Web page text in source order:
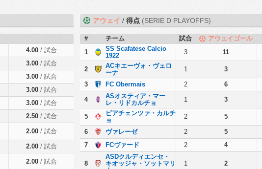
4.00/ 試合
3.00/ 試合
3.00/ 試合
3.00/ 試合
3.00/ 試合
2.50/ 試合
2.00/ 試合
2.00/ 試合
2.00/ 試合
アウェイ / 得点 (SERIE D PLAYOFFS)
# チーム 試合
アウェイゴール
1
SS Scafatese Calcio
1922
3 11
2
ACキエーヴォ・ヴェロ
ーナ
1 3
3 FC Obermais 2 6
4
ASオスティア・マー
レ・リドカルチョ
1 3
5
ピアチェンツァ・カルチ
ョ
2 5
6 ヴァレーゼ 2 5
7
FCヴァード 2 4
8
ASDクルディエンセ・
キオッジャ・ソットマリ
1 2